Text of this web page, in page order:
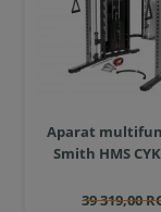
Aparat
Smith HMS
39 319,00